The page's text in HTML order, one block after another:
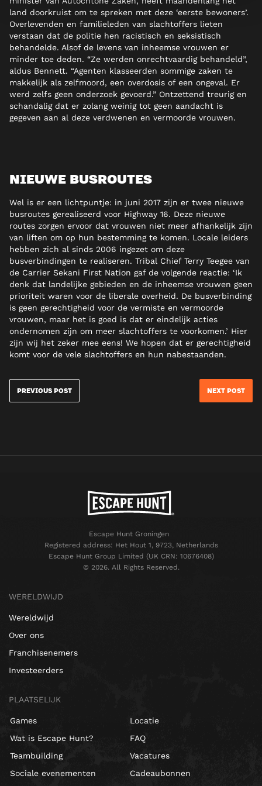
land doorkruist om te spreken met deze ‘eerste bewoners’.
Overlevenden en familieleden van slachtoffers lieten
verstaan dat de politie hen racistisch en seksistisch
behandelde. Alsof de levens van inheemse vrouwen er
minder toe deden. “Ze werden onrechtvaardig behandeld”,
aldus Bennett. “Agenten klasseerden sommige zaken te
makkelijk als zelfmoord, een overdosis of een ongeval. Er
werd zelfs geen onderzoek gevoerd.” Ontzettend treurig en
schandalig dat er zolang weinig tot geen aandacht is
gegeven aan al deze verdwenen en vermoorde vrouwen.
NIEUWE BUSROUTES
Wel is er een lichtpuntje: in juni 2017 zijn er twee nieuwe
busroutes gerealiseerd voor Highway 16. Deze nieuwe
routes zorgen ervoor dat vrouwen niet meer afhankelijk zijn
van liften om op hun bestemming te komen. Locale leiders
hebben zich al sinds 2006 ingezet om deze
busverbindingen te realiseren. Tribal Chief Terry Teegee van
de Carrier Sekani First Nation gaf de volgende reactie: ‘Ik
denk dat landelijke gebieden en de inheemse vrouwen geen
prioriteit waren voor de liberale overheid. De busverbinding
is geen gerechtigheid voor de vermiste en vermoorde
vrouwen, maar het is goed is dat er eindelijk acties
ondernomen zijn om meer slachtoffers te voorkomen.’ Hier
zijn wij het zeker mee eens! We hopen dat er gerechtigheid
komt voor de vele slachtoffers en hun nabestaanden.
PREVIOUS POST NEXT POST
Escape Hunt Groningen
Registered address: Het Hout 1, 9723, Netherlands
Escape Hunt Group Limited (UK CRN: 10676408)
©️ 2026. All Rights Reserved.
WERELDWIJD
Wereldwijd
Over ons
Franchisenemers
Investeerders
PLAATSELIJK
Games
Wat is Escape Hunt?
Teambuilding
Sociale evenementen
Locatie
FAQ
Vacatures
Cadeaubonnen